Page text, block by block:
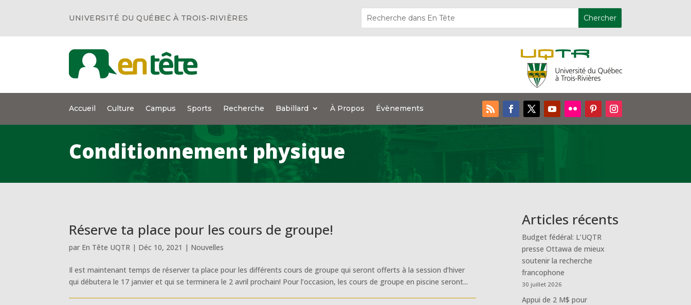
UNIVERSITÉ DU QUÉBEC À TROIS-RIVIÈRES
Accueil Culture Campus Sports Recherche Babillard À Propos Évènements
Conditionnement physique
Réserve ta place pour les cours de groupe!
par En Tête UQTR | Déc 10, 2021 | Nouvelles
Il est maintenant temps de réserver ta place pour les différents cours de groupe qui seront offerts à la session d’hiver
qui débutera le 17 janvier et qui se terminera le 2 avril prochain! Pour l’occasion, les cours de groupe en piscine seront...
Articles récents
Budget fédéral: L’UQTR
presse Ottawa de mieux
soutenir la recherche
francophone
30 juillet 2026
Appui de 2 M$ pour